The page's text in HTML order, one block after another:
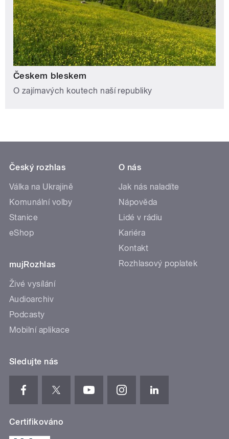
Českem bleskem
O zajímavých koutech naší republiky
Český rozhlas
Válka na Ukrajině
Komunální volby
Stanice
eShop
mujRozhlas
Živé vysílání
Audioarchiv
Podcasty
Mobilní aplikace
O nás
Jak nás naladíte
Nápověda
Lidé v rádiu
Kariéra
Kontakt
Rozhlasový poplatek
Sledujte nás
Certifikováno